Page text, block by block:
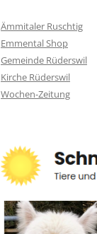
Ämmitaler Ruschtig
Emmental Shop
Gemeinde Rüderswil
Kirche Rüderswil
Wochen-Zeitung